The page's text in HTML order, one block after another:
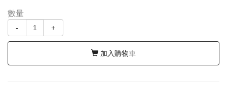
數量
- +
加入購物車